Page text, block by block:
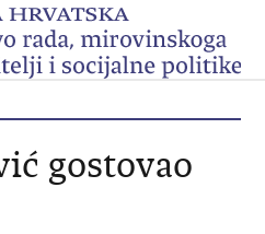
gostovao